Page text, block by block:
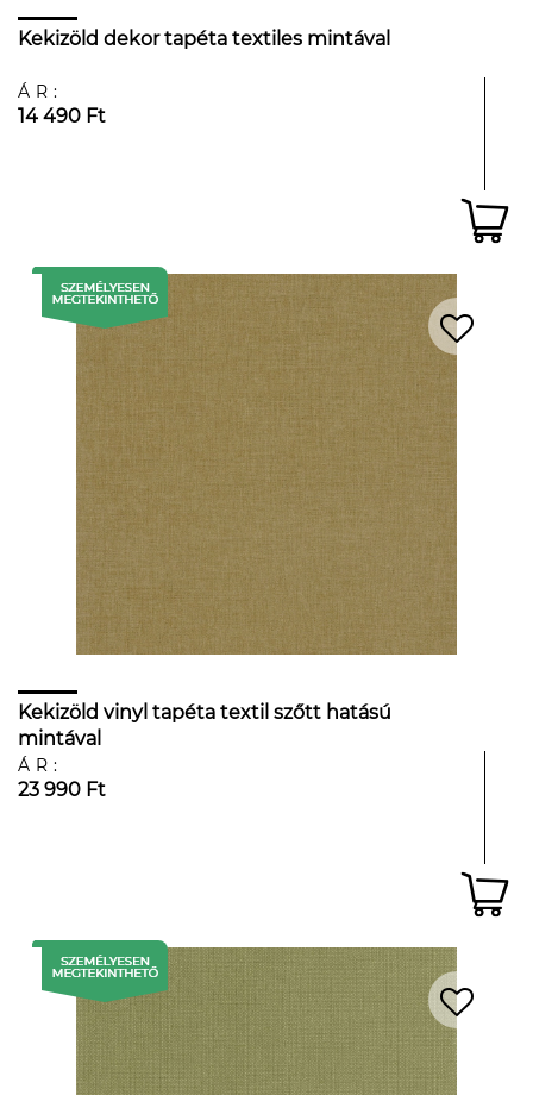
Kekizöld dekor tapéta textiles mintával
ÁR:
14 490 Ft
Kekizöld vinyl tapéta textil szőtt hatású
mintával
ÁR:
23 990 Ft